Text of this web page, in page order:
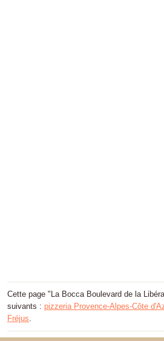
Cette page "La Bocca Boulevard de la
suivants : pizzeria Provence-Alpes-Côte
Fréjus.